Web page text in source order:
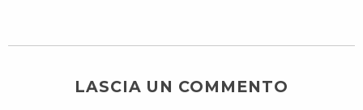
LASCIA UN COMMENTO